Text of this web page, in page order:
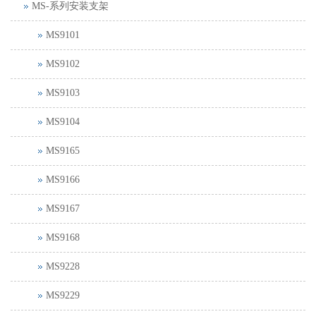
MS-系列安装支架
MS9101
MS9102
MS9103
MS9104
MS9165
MS9166
MS9167
MS9168
MS9228
MS9229